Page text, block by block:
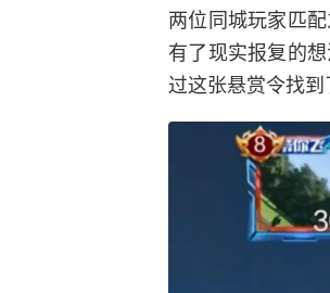
两位同城玩家匹
有了现实报复的
过这张悬赏令找